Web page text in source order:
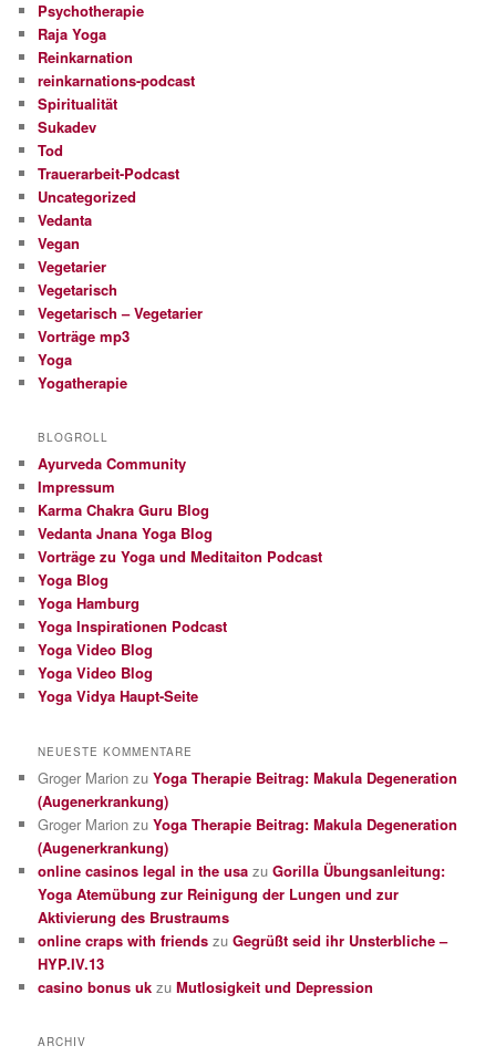
Psychotherapie
Raja Yoga
Reinkarnation
reinkarnations-podcast
Spiritualität
Sukadev
Tod
Trauerarbeit-Podcast
Uncategorized
Vedanta
Vegan
Vegetarier
Vegetarisch
Vegetarisch – Vegetarier
Vorträge mp3
Yoga
Yogatherapie
BLOGROLL
Ayurveda Community
Impressum
Karma Chakra Guru Blog
Vedanta Jnana Yoga Blog
Vorträge zu Yoga und Meditaiton Podcast
Yoga Blog
Yoga Hamburg
Yoga Inspirationen Podcast
Yoga Video Blog
Yoga Video Blog
Yoga Vidya Haupt-Seite
NEUESTE KOMMENTARE
Groger Marion zuYoga Therapie Beitrag: Makula Degeneration
(Augenerkrankung)
Groger Marion zuYoga Therapie Beitrag: Makula Degeneration
(Augenerkrankung)
online casinos legal in the usa zuGorilla Übungsanleitung:
Yoga Atemübung zur Reinigung der Lungen und zur
Aktivierung des Brustraums
online craps with friends zuGegrüßt seid ihr Unsterbliche –
HYP.IV.13
casino bonus uk zuMutlosigkeit und Depression
ARCHIV